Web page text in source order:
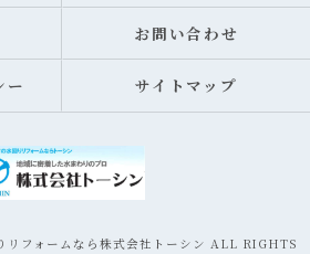
お問い合わせ
ー サイトマップ
リフォームなら株式会社トーシン ALL RIGHTS